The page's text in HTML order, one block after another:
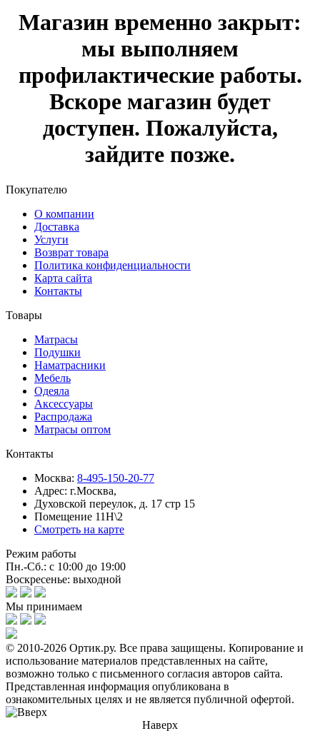
Магазин временно закрыт:
мы выполняем
профилактические работы.
Вскоре магазин будет
доступен. Пожалуйста,
зайдите позже.
Покупателю
О компании
Доставка
Услуги
Возврат товара
Политика конфиденциальности
Карта сайта
Контакты
Товары
Матрасы
Подушки
Наматрасники
Мебель
Одеяла
Аксессуары
Распродажа
Матрасы оптом
Контакты
Москва: 8-495-150-20-77
Адрес: г.Москва,
Духовской переулок, д. 17 стр 15
Помещение 11Н\2
Смотреть на карте
Режим работы
Пн.-Сб.: с 10:00 до 19:00
Воскресенье: выходной
Мы принимаем
© 2010-2026 Ортик.ру. Все права защищены. Копирование и
использование материалов представленных на сайте,
возможно только с письменного согласия авторов сайта.
Представленная информация опубликована в
ознакомительных целях и не является публичной офертой.
Наверх